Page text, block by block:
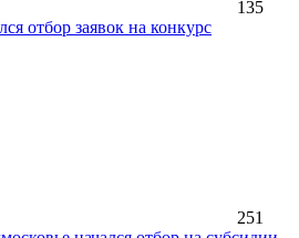
135
отбор заявок на конкурс
251